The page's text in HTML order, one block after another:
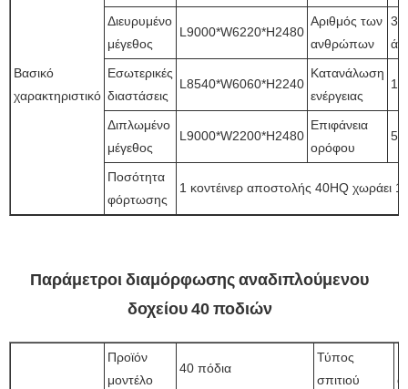
Βασικό
χαρακτηριστικό
Διευρυμένο
μέγεθος
L9000*W6220*H2480
Αριθμός των
ανθρώπων
Εσωτερικές
διαστάσεις
L8540*W6060*H2240
Κατανάλωση
ενέργειας
12
Διπλωμένο
μέγεθος
L9000*W2200*H2480
Επιφάνεια
ορόφου
Ποσότητα
φόρτωσης
1 κοντέινερ αποστολής 40HQ χωράει 1
Παράμετροι διαμόρφωσης αναδιπλούμενου
δοχείου 40 ποδιών
Προϊόν
μοντέλο
40 πόδια
Τύπος
σπιτιού